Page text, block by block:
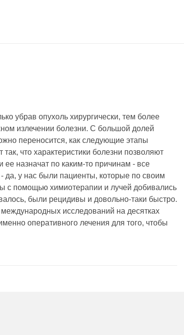
убрав опухоль хирургически, тем более
излечении болезни. С большой долей
переносится, как следующие этапы
что характеристики болезни позволяют
назначат по каким-то причинам - все
да, у нас были пациенты, которые по своим
с помощью химиотерапии и лучей добивались
были рецидивы и довольно-таки быстро.
исследований на десятках
оперативного лечения для того, чтобы